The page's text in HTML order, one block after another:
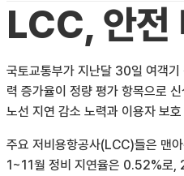
LCC, 안전
국토교통부가 지난달 30일 여객
력 증가율이 정량 평가 항목으로
노선 지연 감소 노력과 이용자 보
주요 저비용항공사(LCC)들은 맨
1~11월 정비 지연율은 0.52%로,